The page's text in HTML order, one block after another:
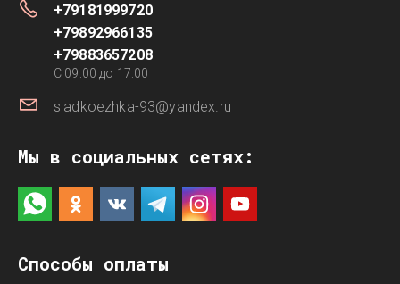
+79181999720
+79892966135
+79883657208
C 09:00 до 17:00
sladkoezhka-93@yandex.ru
Мы в социальных сетях:
Способы оплаты